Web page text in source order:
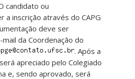
candidato ou
a inscrição através do CAPG
deve ser
da Coordenação do
. Após a
apreciado pelo Colegiado
e, sendo aprovado, será